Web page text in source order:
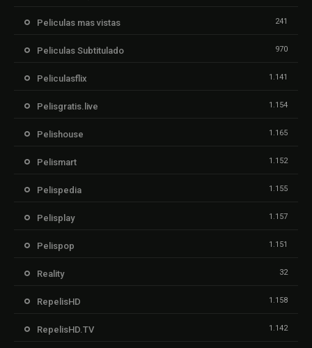
Peliculas mas vistas 241
Peliculas Subtitulado 970
Peliculasflix 1.141
Pelisgratis.live 1.154
Pelishouse 1.165
Pelismart 1.152
Pelispedia 1.155
Pelisplay 1.157
Pelispop 1.151
Reality 32
RepelisHD 1.158
RepelisHD.TV 1.142